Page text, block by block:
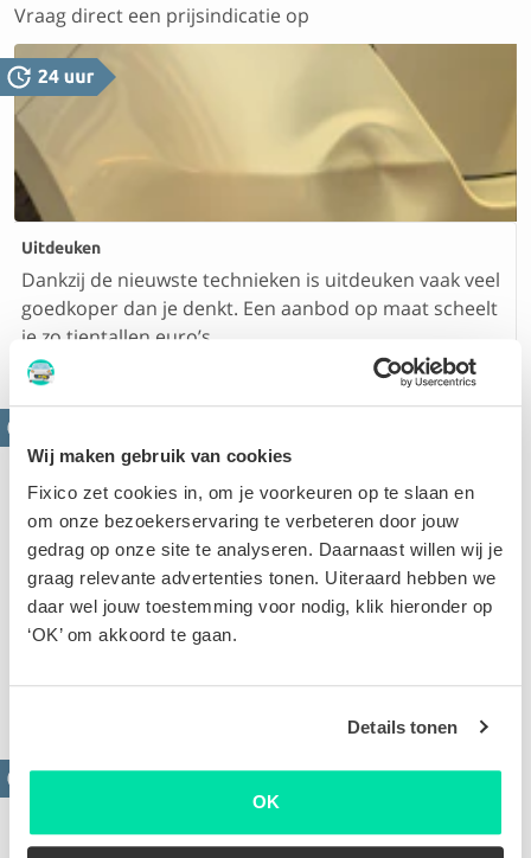
Wij maken gebruik van cookies
Fixico zet cookies in, om je voorkeuren op te slaan en
om onze bezoekerservaring te verbeteren door jouw
gedrag op onze site te analyseren. Daarnaast willen wij je
graag relevante advertenties tonen. Uiteraard hebben we
daar wel jouw toestemming voor nodig, klik hieronder op
‘OK’ om akkoord te gaan.
Details tonen
OK
Vraag direct een prijsindicatie op
Uitdeuken
Dankzij de nieuwste technieken is uitdeuken vaak veel
goedkoper dan je denkt. Een aanbod op maat scheelt
je zo tientallen euro’s
Krassen verwijderen
Oppervlakkige of diepe krassen. Op basis van de
voor je op